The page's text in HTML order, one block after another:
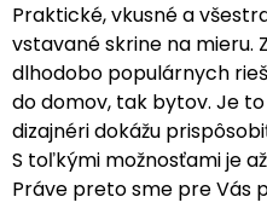
Praktické, vkusné a
vstavané skrine na mieru.
dlhodobo populárnych
do domov, tak bytov. Je
dizajnéri dokážu
S toľkými možnosťami je
Práve preto sme pre Vás